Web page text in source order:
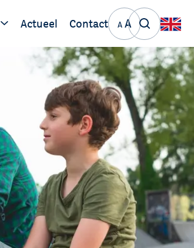
Actueel Contact A A